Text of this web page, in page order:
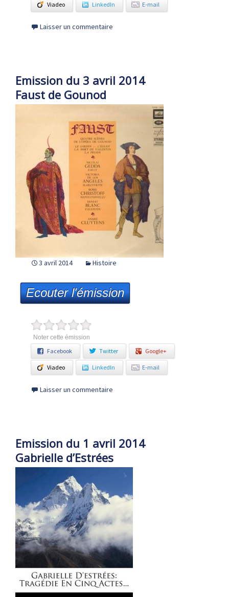
Viadeo LinkedIn E-mail
Laisser un commentaire
Emission du 3 avril 2014
Faust de Gounod
3 avril 2014 Histoire
Ecouter l'émission
Noter cette émission
Facebook Twitter Google+
Viadeo LinkedIn E-mail
Laisser un commentaire
Emission du 1 avril 2014
Gabrielle d’Estrées